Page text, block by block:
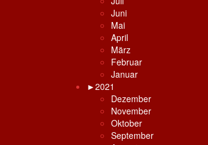
Juni
Mai
April
März
Februar
Januar
►2021
Dezember
November
Oktober
September